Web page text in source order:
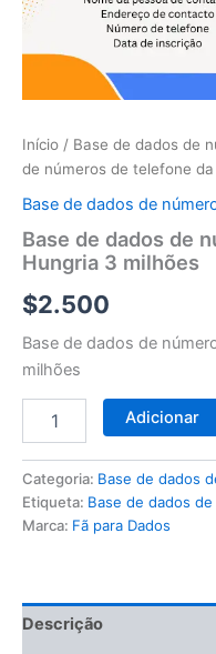
Início / Base de dados de
de números de telefone
Base de dados de
Base de dados de
Hungria 3 milhões
$2.500
Base de dados de
milhões
telefone
Hungria
milhões
Adicionar
Categoria: Base de dados
Etiqueta: Base de dados
Marca: Fã para Dados
Descrição